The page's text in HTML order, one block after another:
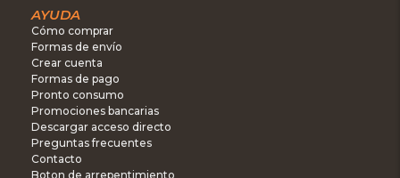
AYUDA
Cómo comprar
Formas de envío
Crear cuenta
Formas de pago
Pronto consumo
Promociones bancarias
Descargar acceso directo
Preguntas frecuentes
Contacto
Boton de arrepentimiento